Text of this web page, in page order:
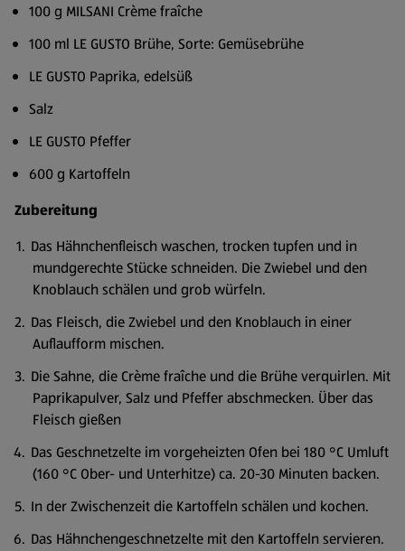
100 g MILSANI Crème fraîche
100 ml LE GUSTO Brühe, Sorte: Gemüsebrühe
LE GUSTO Paprika, edelsüß
Salz
LE GUSTO Pfeffer
600 g Kartoffeln
Zubereitung
Das Hähnchenfleisch waschen, trocken tupfen und in
mundgerechte Stücke schneiden. Die Zwiebel und den
Knoblauch schälen und grob würfeln.
Das Fleisch, die Zwiebel und den Knoblauch in einer
Auflaufform mischen.
Die Sahne, die Crème fraîche und die Brühe verquirlen. Mit
Paprikapulver, Salz und Pfeffer abschmecken. Über das
Fleisch gießen
Das Geschnetzelte im vorgeheizten Ofen bei 180 °C Umluft
(160 °C Ober- und Unterhitze) ca. 20-30 Minuten backen.
In der Zwischenzeit die Kartoffeln schälen und kochen.
Das Hähnchengeschnetzelte mit den Kartoffeln servieren.